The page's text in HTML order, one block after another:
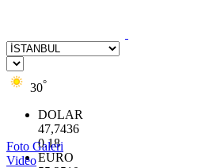
30°
DOLAR
47,7436
0.18
EURO
Foto Galeri
Video